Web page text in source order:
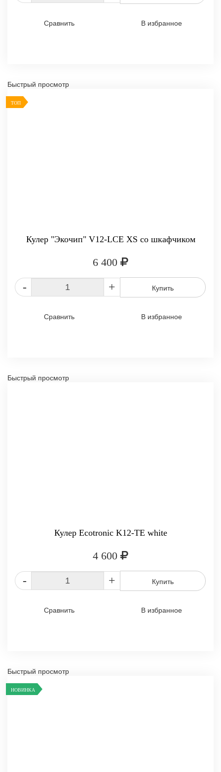
Сравнить В избранное
Быстрый просмотр
ТОП
Кулер "Экочип" V12-LCE XS со шкафчиком
6 400
- + Купить
Сравнить В избранное
Быстрый просмотр
Кулер Ecotronic K12-TE white
4 600
- + Купить
Сравнить В избранное
Быстрый просмотр
НОВИНКА